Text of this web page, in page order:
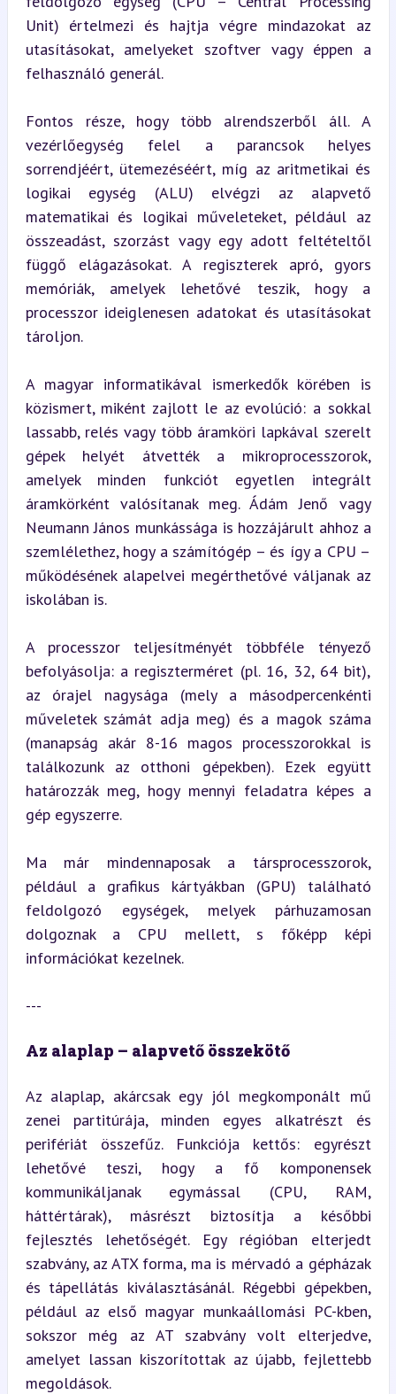
Unit) értelmezi és hajtja végre mindazokat az
utasításokat, amelyeket szoftver vagy éppen a
felhasználó generál.
Fontos része, hogy több alrendszerből áll. A
vezérlőegység felel a parancsok helyes
sorrendjéért, ütemezéséért, míg az aritmetikai és
logikai egység (ALU) elvégzi az alapvető
matematikai és logikai műveleteket, például az
összeadást, szorzást vagy egy adott feltételtől
függő elágazásokat. A regiszterek apró, gyors
memóriák, amelyek lehetővé teszik, hogy a
processzor ideiglenesen adatokat és utasításokat
tároljon.
A magyar informatikával ismerkedők körében is
közismert, miként zajlott le az evolúció: a sokkal
lassabb, relés vagy több áramköri lapkával szerelt
gépek helyét átvették a mikroprocesszorok,
amelyek minden funkciót egyetlen integrált
áramkörként valósítanak meg. Ádám Jenő vagy
Neumann János munkássága is hozzájárult ahhoz a
szemlélethez, hogy a számítógép – és így a CPU –
működésének alapelvei megérthetővé váljanak az
iskolában is.
A processzor teljesítményét többféle tényező
befolyásolja: a regiszterméret (pl. 16, 32, 64 bit),
az órajel nagysága (mely a másodpercenkénti
műveletek számát adja meg) és a magok száma
(manapság akár 8-16 magos processzorokkal is
találkozunk az otthoni gépekben). Ezek együtt
határozzák meg, hogy mennyi feladatra képes a
gép egyszerre.
Ma már mindennaposak a társprocesszorok,
például a grafikus kártyákban (GPU) található
feldolgozó egységek, melyek párhuzamosan
dolgoznak a CPU mellett, s főképp képi
információkat kezelnek.
---
Az alaplap – alapvető összekötő
Az alaplap, akárcsak egy jól megkomponált mű
zenei partitúrája, minden egyes alkatrészt és
perifériát összefűz. Funkciója kettős: egyrészt
lehetővé teszi, hogy a fő komponensek
kommunikáljanak egymással (CPU, RAM,
háttértárak), másrészt biztosítja a későbbi
fejlesztés lehetőségét. Egy régióban elterjedt
szabvány, az ATX forma, ma is mérvadó a gépházak
és tápellátás kiválasztásánál. Régebbi gépekben,
például az első magyar munkaállomási PC-kben,
sokszor még az AT szabvány volt elterjedve,
amelyet lassan kiszorítottak az újabb, fejlettebb
megoldások.